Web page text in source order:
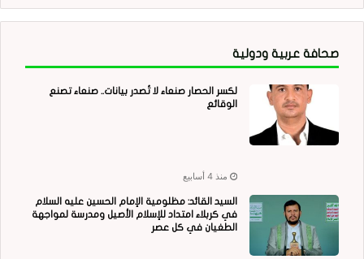
صحافة عربية ودولية
لكسر الحصار صنعاء لا تُصدر بيانات.. صنعاء تصنع
الوقائع
منذ 4 أسابيع
السيد القائد: مظلومية الإمام الحسين عليه السلام
في كربلاء امتداد للإسلام الأصيل ومدرسة لمواجهة
الطغيان في كل عصر